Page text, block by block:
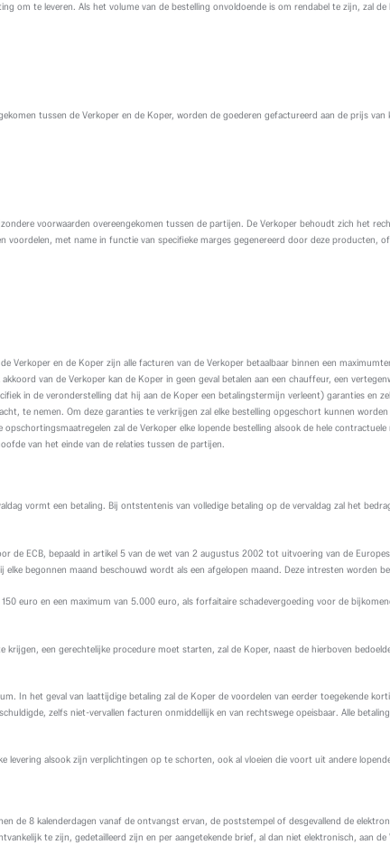
om te leveren. Als het volume van de bestelling onvoldoende is om rendabel te zijn, zal
tussen de Verkoper en de Koper, worden de goederen gefactureerd aan de prijs
voorwaarden overeengekomen tussen de partijen. De Verkoper behoudt zich het
met name in functie van specifieke marges gegenereerd door deze producten,
Verkoper en de Koper zijn alle facturen van de Verkoper betaalbaar binnen een
van de Verkoper kan de Koper in geen geval betalen aan een chauffeur, een
in de veronderstelling dat hij aan de Koper een betalingstermijn verleent) garanties en
te nemen. Om deze garanties te verkrijgen zal elke bestelling opgeschort kunnen
zal de Verkoper elke lopende bestelling alsook de hele
van het einde van de relaties tussen de partijen.
vormt een betaling. Bij ontstentenis van volledige betaling op de vervaldag zal het
de ECB, bepaald in artikel 5 van de wet van 2 augustus 2002 tot uitvoering van de
begonnen maand beschouwd wordt als een afgelopen maand. Deze intresten worden
euro en een maximum van 5.000 euro, als forfaitaire schadevergoeding voor de
krijgen, een gerechtelijke procedure moet starten, zal de Koper, naast de hierboven
In het geval van laattijdige betaling zal de Koper de voordelen van eerder toegekende
zelfs niet-vervallen facturen onmiddellijk en van rechtswege opeisbaar. Alle
levering alsook zijn verplichtingen op te schorten, ook al vloeien die voort uit andere
de 8 kalenderdagen vanaf de ontvangst ervan, de poststempel of desgevallend de
te zijn, gedetailleerd zijn en per aangetekende brief, al dan niet elektronisch, aan